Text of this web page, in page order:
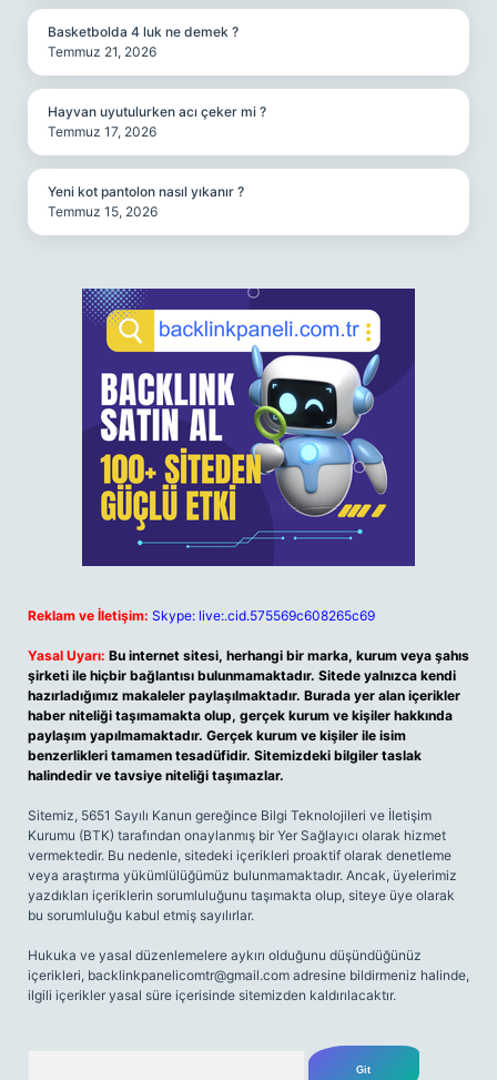
Basketbolda 4 luk ne demek ?
Temmuz 21, 2026
Hayvan uyutulurken acı çeker mi ?
Temmuz 17, 2026
Yeni kot pantolon nasıl yıkanır ?
Temmuz 15, 2026
Reklam ve İletişim: Skype: live:.cid.575569c608265c69
Yasal Uyarı: Bu internet sitesi, herhangi bir marka, kurum veya şahıs
şirketi ile hiçbir bağlantısı bulunmamaktadır. Sitede yalnızca kendi
hazırladığımız makaleler paylaşılmaktadır. Burada yer alan içerikler
haber niteliği taşımamakta olup, gerçek kurum ve kişiler hakkında
paylaşım yapılmamaktadır. Gerçek kurum ve kişiler ile isim
benzerlikleri tamamen tesadüfidir. Sitemizdeki bilgiler taslak
halindedir ve tavsiye niteliği taşımazlar.
Sitemiz, 5651 Sayılı Kanun gereğince Bilgi Teknolojileri ve İletişim
Kurumu (BTK) tarafından onaylanmış bir Yer Sağlayıcı olarak hizmet
vermektedir. Bu nedenle, sitedeki içerikleri proaktif olarak denetleme
veya araştırma yükümlülüğümüz bulunmamaktadır. Ancak, üyelerimiz
yazdıkları içeriklerin sorumluluğunu taşımakta olup, siteye üye olarak
bu sorumluluğu kabul etmiş sayılırlar.
Hukuka ve yasal düzenlemelere aykırı olduğunu düşündüğünüz
içerikleri, backlinkpanelicomtr@gmail.com adresine bildirmeniz halinde,
ilgili içerikler yasal süre içerisinde sitemizden kaldırılacaktır.